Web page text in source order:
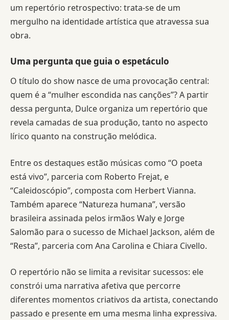
um repertório retrospectivo: trata-se de um
mergulho na identidade artística que atravessa sua
obra.
Uma pergunta que guia o espetáculo
O título do show nasce de uma provocação central:
quem é a “mulher escondida nas canções”? A partir
dessa pergunta, Dulce organiza um repertório que
revela camadas de sua produção, tanto no aspecto
lírico quanto na construção melódica.
Entre os destaques estão músicas como “O poeta
está vivo”, parceria com Roberto Frejat, e
“Caleidoscópio”, composta com Herbert Vianna.
Também aparece “Natureza humana”, versão
brasileira assinada pelos irmãos Waly e Jorge
Salomão para o sucesso de Michael Jackson, além de
“Resta”, parceria com Ana Carolina e Chiara Civello.
O repertório não se limita a revisitar sucessos: ele
constrói uma narrativa afetiva que percorre
diferentes momentos criativos da artista, conectando
passado e presente em uma mesma linha expressiva.